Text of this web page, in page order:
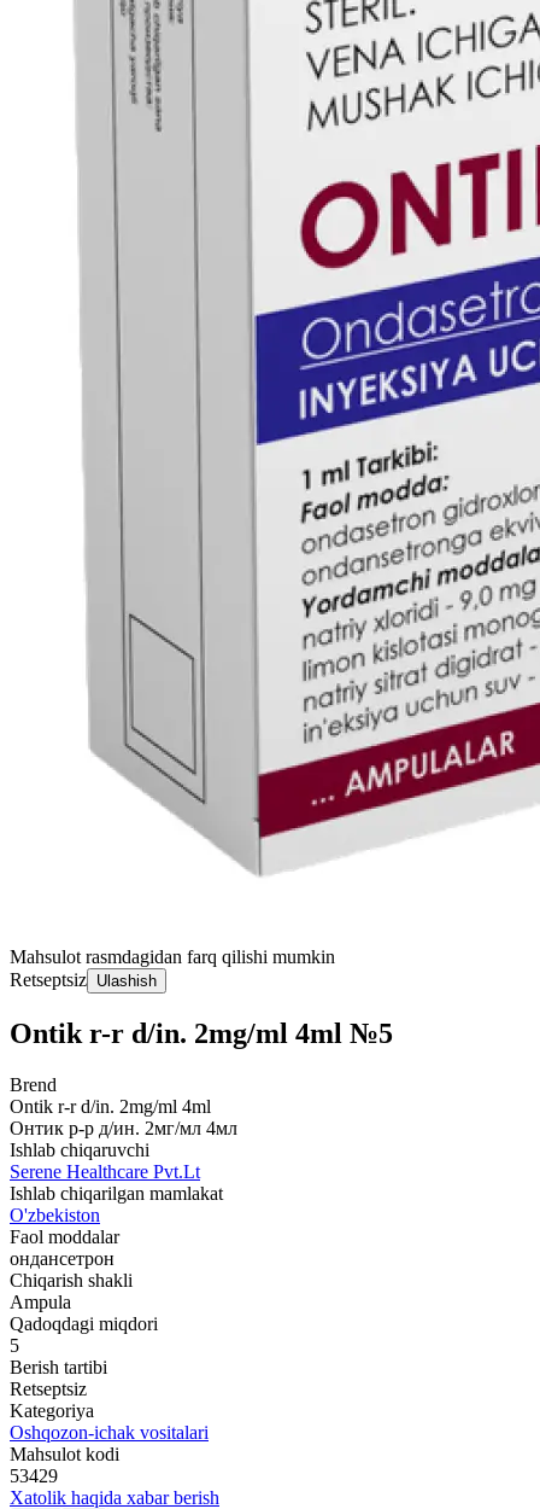
Mahsulot rasmdagidan farq qilishi mumkin
Retseptsiz Ulashish
Ontik r-r d/in. 2mg/ml 4ml №5
Brend
Ontik r-r d/in. 2mg/ml 4ml
Онтик р-р д/ин. 2мг/мл 4мл
Ishlab chiqaruvchi
Serene Healthcare Pvt.Lt
Ishlab chiqarilgan mamlakat
O'zbekiston
Faol moddalar
ондансетрон
Chiqarish shakli
Ampula
Qadoqdagi miqdori
5
Berish tartibi
Retseptsiz
Kategoriya
Oshqozon-ichak vositalari
Mahsulot kodi
53429
Xatolik haqida xabar berish